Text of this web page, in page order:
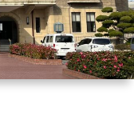
ル
エ
コ・
HAIR-
DO
施
設